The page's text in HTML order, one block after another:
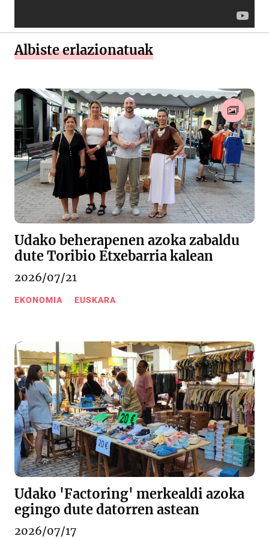
Albiste erlazionatuak
Udako beherapenen azoka zabaldu
dute Toribio Etxebarria kalean
2026/07/21
EKONOMIA EUSKARA
Udako 'Factoring' merkealdi azoka
egingo dute datorren astean
2026/07/17